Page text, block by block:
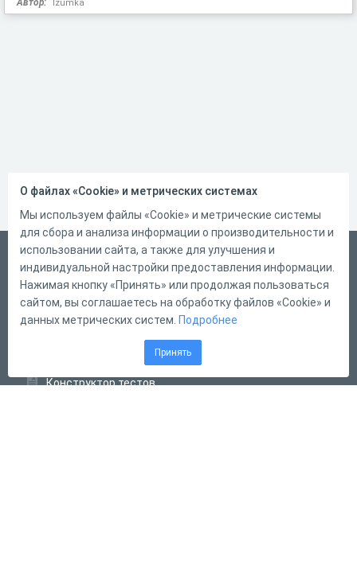
Автор: Izumka
Русский
Справка
Форма обратной связи
Конструктор тестов
О файлах «Cookie» и метрических системах
Мы используем файлы «Cookie» и метрические системы
для сбора и анализа информации о производительности и
использовании сайта, а также для улучшения и
индивидуальной настройки предоставления информации.
Нажимая кнопку «Принять» или продолжая пользоваться
сайтом, вы соглашаетесь на обработку файлов «Cookie» и
данных метрических систем. Подробнее
Принять